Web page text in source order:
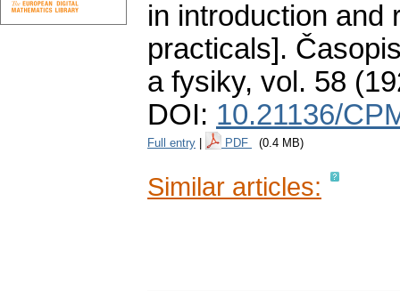
in introduction and
practicals].
a fysiky, vol. 58
DOI: 10.21136/
Full entry PDF (0.4 MB)
Similar articles: